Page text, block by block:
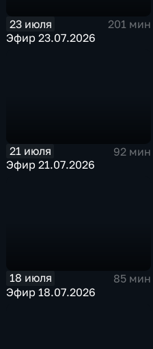
23 июля
201 мин
Эфир 23.07.2026
21 июля
92 мин
Эфир 21.07.2026
18 июля
85 мин
Эфир 18.07.2026